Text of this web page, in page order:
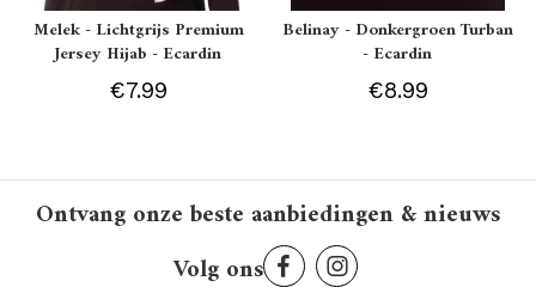
Melek - Lichtgrijs Premium
Jersey Hijab - Ecardin
€7.99
Belinay - Donkergroen Turban
- Ecardin
€8.99
Ontvang onze beste aanbiedingen & nieuws
Volg ons